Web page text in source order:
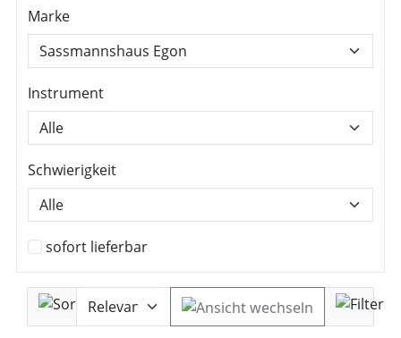
Marke
Instrument
Schwierigkeit
sofort lieferbar